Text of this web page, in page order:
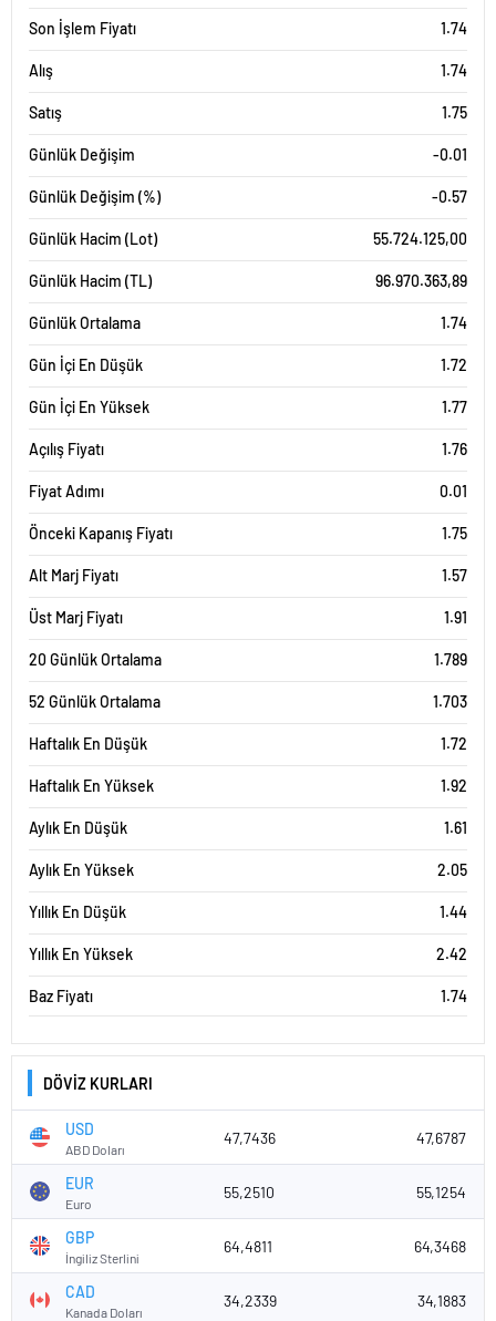
Son İşlem Fiyatı 1.74
Alış 1.74
Satış 1.75
Günlük Değişim -0.01
Günlük Değişim (%) -0.57
Günlük Hacim (Lot) 55.724.125,00
Günlük Hacim (TL) 96.970.363,89
Günlük Ortalama 1.74
Gün İçi En Düşük 1.72
Gün İçi En Yüksek 1.77
Açılış Fiyatı 1.76
Fiyat Adımı 0.01
Önceki Kapanış Fiyatı 1.75
Alt Marj Fiyatı 1.57
Üst Marj Fiyatı 1.91
20 Günlük Ortalama 1.789
52 Günlük Ortalama 1.703
Haftalık En Düşük 1.72
Haftalık En Yüksek 1.92
Aylık En Düşük 1.61
Aylık En Yüksek 2.05
Yıllık En Düşük 1.44
Yıllık En Yüksek 2.42
Baz Fiyatı 1.74
DÖVİZ KURLARI
USD
ABD Doları
47,7436 47,6787
EUR
Euro
55,2510 55,1254
GBP
İngiliz Sterlini
64,4811 64,3468
CAD
Kanada Doları
34,2339 34,1883